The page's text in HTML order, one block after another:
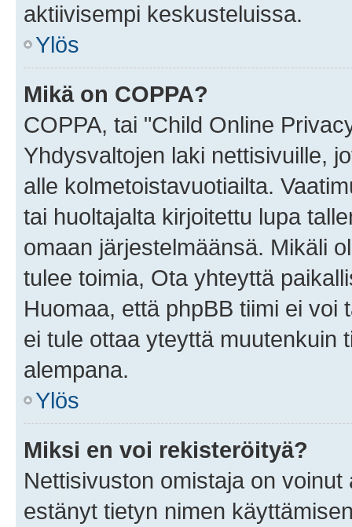
aktiivisempi keskusteluissa.
Ylös
Mikä on COPPA?
COPPA, tai "Child Online
Yhdysvaltojen laki nettisivuille,
alle kolmetoistavuotiailta.
tai huoltajalta kirjoitettu lupa
omaan järjestelmäänsä. Mikäli
tulee toimia, Ota yhteyttä
Huomaa, että phpBB tiimi ei
ei tule ottaa yteyttä muutenkuin
alempana.
Ylös
Miksi en voi rekisteröityä?
Nettisivuston omistaja on
estänyt tietyn nimen